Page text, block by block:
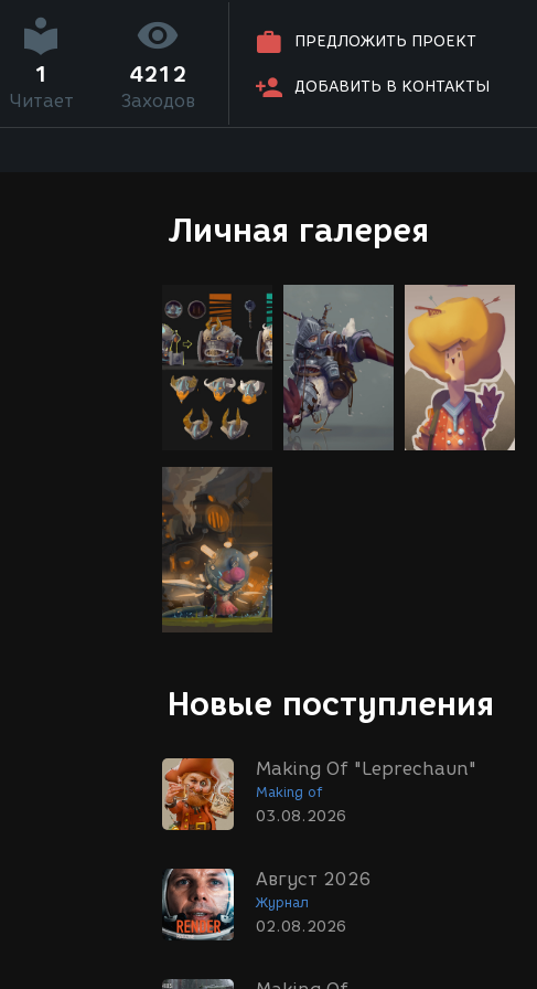
ПРЕДЛОЖИТЬ ПРОЕКТ
ДОБАВИТЬ В КОНТАКТЫ
1
Читает
4212
Заходов
Личная галерея
Новые поступления
Making Of "Leprechaun"
Making of
03.08.2026
Август 2026
Журнал
02.08.2026